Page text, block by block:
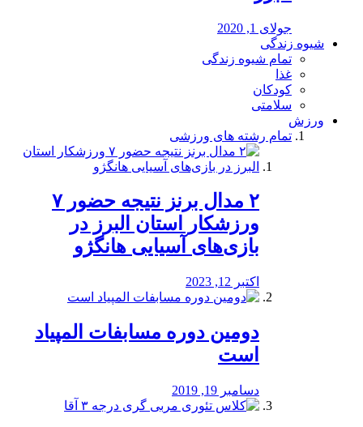
جولای 1, 2020
شیوه زندگی
تمام شیوه زندگی
غذا
کودکان
سلامتی
ورزش
تمام رشته های ورزشی
۲ مدال برنز نتیجه حضور ۷
ورزشکار استان البرز در
بازی‌های آسیایی هانگژو
اکتبر 12, 2023
دومین دوره مسابفات المپیاد
است
دسامبر 19, 2019